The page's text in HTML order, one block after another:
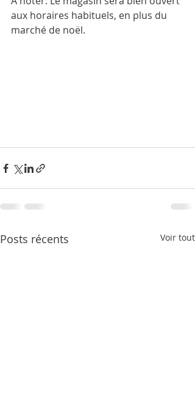
aux horaires habituels, en plus du
marché de noël.
Posts récents Voir tout